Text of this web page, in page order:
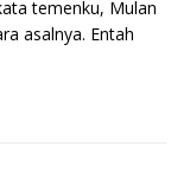
temenku, Mulan
asalnya. Entah